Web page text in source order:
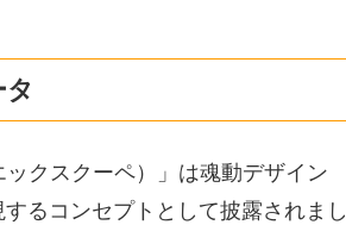
ックスクーペ）」は魂動デザイン
るコンセプトとして披露されまし